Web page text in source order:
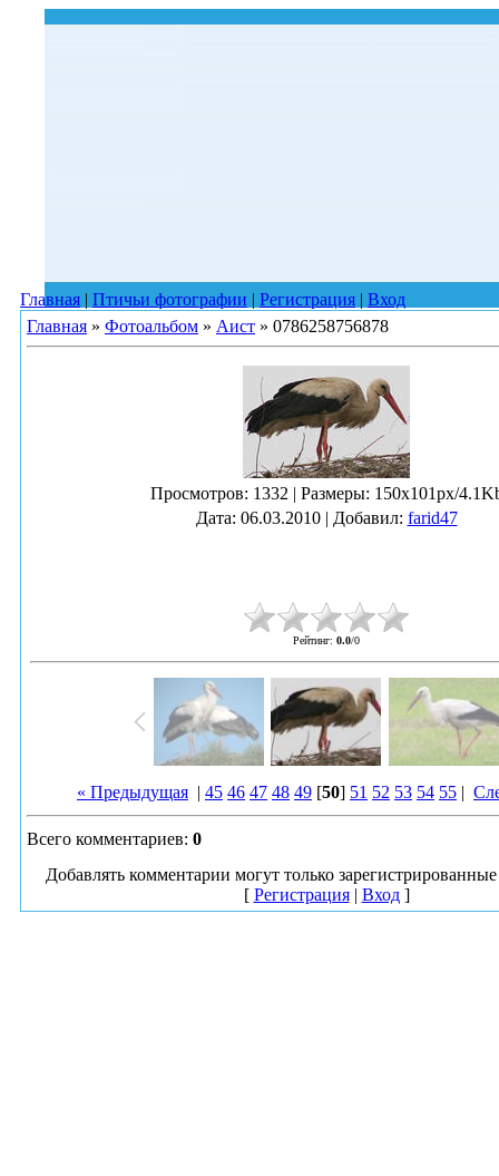
Главная | Птичьи фотографии | Регистрация | Вход
Главная » Фотоальбом » Аист » 0786258756878
Просмотров: 1332 | Размеры: 150x101px/
Дата: 06.03.2010 | Добавил: farid47
Рейтинг: 0.0/0
« Предыдущая | 45 46 47 48 49 [50] 51 52 53 54 55 |
Всего комментариев: 0
Добавлять комментарии могут только
[ Регистрация| Вход]